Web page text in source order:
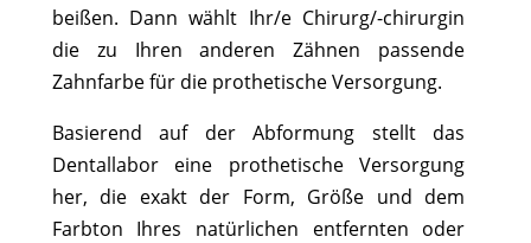
beißen. Dann wählt Ihr/e Chirurg/-chirurgin
die zu Ihren anderen Zähnen passende
Zahnfarbe für die prothetische Versorgung.
Basierend auf der Abformung stellt das
Dentallabor eine prothetische Versorgung
her, die exakt der Form, Größe und dem
Farbton Ihres natürlichen entfernten oder